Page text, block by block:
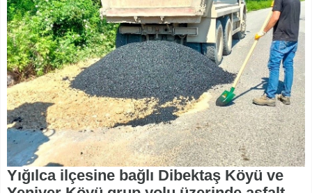
Yığılca ilçesine bağlı Dibektaş Köyü ve